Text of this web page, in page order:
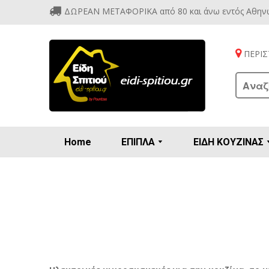
ΔΩΡΕΑΝ ΜΕΤΑΦΟΡΙΚΑ από 80 και άνω εντός
Home ΕΠΙΠΛΑ ΕΙΔΗ ΚΟΥΖΙΝΑΣ